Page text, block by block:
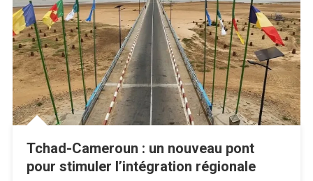
Tchad-Cameroun : un nouveau pont
pour stimuler l’intégration régionale